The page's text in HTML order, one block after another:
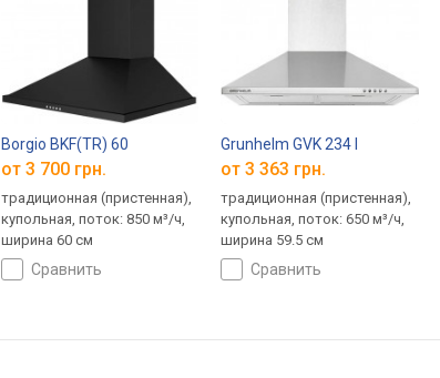
Borgio BKF(TR) 60
от 3 700 грн.
традиционная (пристенная),
купольная, поток: 850 м³/ч,
ширина 60 см
сравнить
Grunhelm GVK 234 I
от 3 363 грн.
традиционная (пристенная),
купольная, поток: 650 м³/ч,
ширина 59.5 см
сравнить